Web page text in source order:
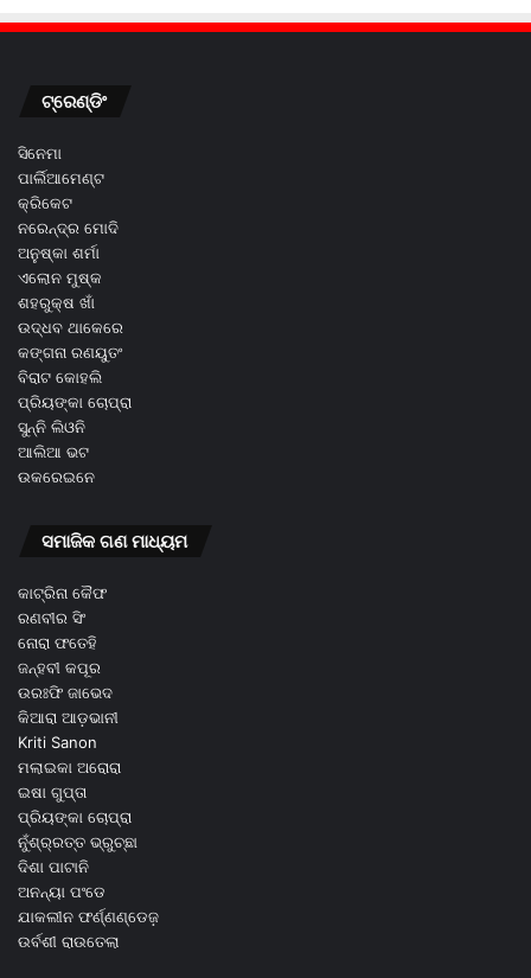
ଟ୍ରେଣ୍ଡିଂ
ସିନେମା
ପାର୍ଲିଆମେଣ୍ଟ
କ୍ରିକେଟ
ନରେନ୍ଦ୍ର ମୋଦି
ଅନୁଷ୍କା ଶର୍ମା
ଏଲୋନ ମୁଷ୍କ
ଶହରୁକ୍ଷ ଖାଁ
ଉଦ୍ଧବ ଥାକେରେ
କଙ୍ଗନା ରଣୟୁତଂ
ବିରାଟ କୋହଲି
ପ୍ରିୟଙ୍କା ଚୋପ୍ରା
ସୁନ୍ନି ଲିଓନି
ଆଲିଆ ଭଟ
ଉକରେଇନେ
ସମାଜିକ ଗଣ ମାଧ୍ୟମ
କାଟ୍ରିନା କୈଫ
ରଣବୀର ସିଂ
ନୋରା ଫତେହି
ଜନ୍ହବୀ କପୂର
ଉରଃଫି ଜାଭେଦ
କିଆରା ଆଡ଼ଭାନୀ
Kriti Sanon
ମଲାଇକା ଅରୋରା
ଇଷା ଗୁପ୍ତା
ପ୍ରିୟଙ୍କା ଚୋପ୍ରା
ନୁଁଶ୍ର୍ରତ୍ତ ଭ୍ରୁଚ୍ଛା
ଦିଶା ପାଟାନି
ଅନନ୍ୟା ପଂଡେ
ଯାକଲୀନ ଫର୍ଣ୍ଣଣ୍ଡେଜ଼
ଉର୍ବଶୀ ରାଉତେଲା